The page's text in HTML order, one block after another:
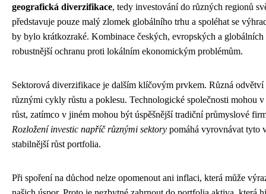
geografická diverzifikace, tedy investování do různých regionů
představuje pouze malý zlomek globálního trhu a spoléhat se
by bylo krátkozraké. Kombinace českých, evropských a
robustnější ochranu proti lokálním ekonomickým problémům.
Sektorová diverzifikace je dalším klíčovým prvkem. Různá
různými cykly růstu a poklesu. Technologické společnosti mohou
růst, zatímco v jiném mohou být úspěšnější tradiční průmyslové
Rozložení investic napříč různými sektory pomáhá vyrovnávat tyto
stabilnější růst portfolia.
Při spoření na důchod nelze opomenout ani inflaci, která může